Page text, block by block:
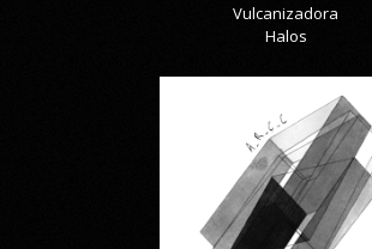
Vulcanizadora
Halos